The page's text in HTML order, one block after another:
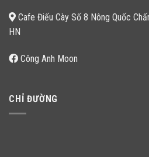
Cafe Điếu Cày Số 8 Nông Quốc
HN
Công Anh Moon
CHỈ ĐƯỜNG